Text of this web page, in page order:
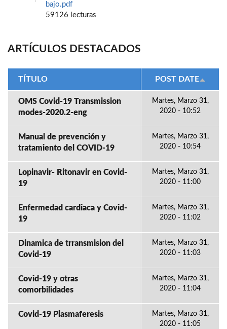
bajo.pdf
59126 lecturas
ARTÍCULOS DESTACADOS
TÍTULO POST DATE
OMS Covid-19 Transmission
modes-2020.2-eng
Martes, Marzo 31,
2020 - 10:52
Manual de prevención y
tratamiento del COVID-19
Martes, Marzo 31,
2020 - 10:54
Lopinavir- Ritonavir en Covid-
19
Martes, Marzo 31,
2020 - 11:00
Enfermedad cardiaca y Covid-
19
Martes, Marzo 31,
2020 - 11:02
Dinamica de trransmision del
Covid-19
Martes, Marzo 31,
2020 - 11:03
Covid-19 y otras
comorbilidades
Martes, Marzo 31,
2020 - 11:04
Covid-19 Plasmaferesis
Martes, Marzo 31,
2020 - 11:05